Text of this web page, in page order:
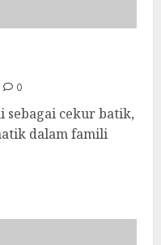
0
sebagai cekur batik,
dalam famili